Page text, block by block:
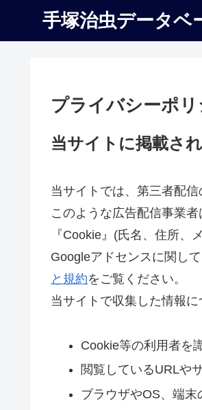
手塚治虫データベ
プライバシーポ
当サイトに掲載さ
当サイトでは、第三者配
このような広告配信事業
『Cookie』(氏名、住所、
Googleアドセンスに関し
と規約をご覧ください。
当サイトで収集した情報
Cookie等の利用者を
閲覧しているURLや
ブラウザやOS、端